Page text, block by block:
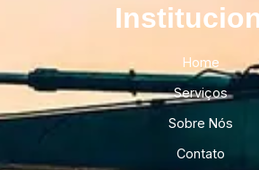
Home
Serviços
Sobre Nós
Contato